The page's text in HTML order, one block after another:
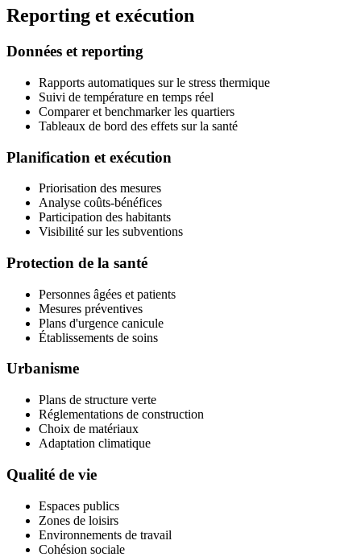
Reporting et exécution
Données et reporting
Rapports automatiques sur le stress thermique
Suivi de température en temps réel
Comparer et benchmarker les quartiers
Tableaux de bord des effets sur la santé
Planification et exécution
Priorisation des mesures
Analyse coûts-bénéfices
Participation des habitants
Visibilité sur les subventions
Protection de la santé
Personnes âgées et patients
Mesures préventives
Plans d'urgence canicule
Établissements de soins
Urbanisme
Plans de structure verte
Réglementations de construction
Choix de matériaux
Adaptation climatique
Qualité de vie
Espaces publics
Zones de loisirs
Environnements de travail
Cohésion sociale